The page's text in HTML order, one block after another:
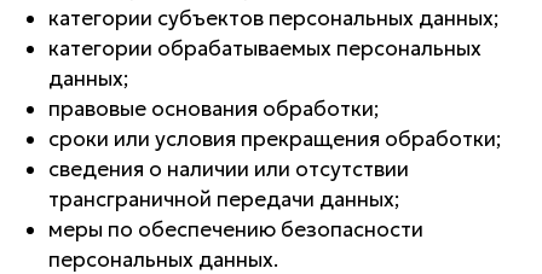
категории субъектов персональных данных;
категории обрабатываемых персональных
данных;
правовые основания обработки;
сроки или условия прекращения обработки;
сведения о наличии или отсутствии
трансграничной передачи данных;
меры по обеспечению безопасности
персональных данных.